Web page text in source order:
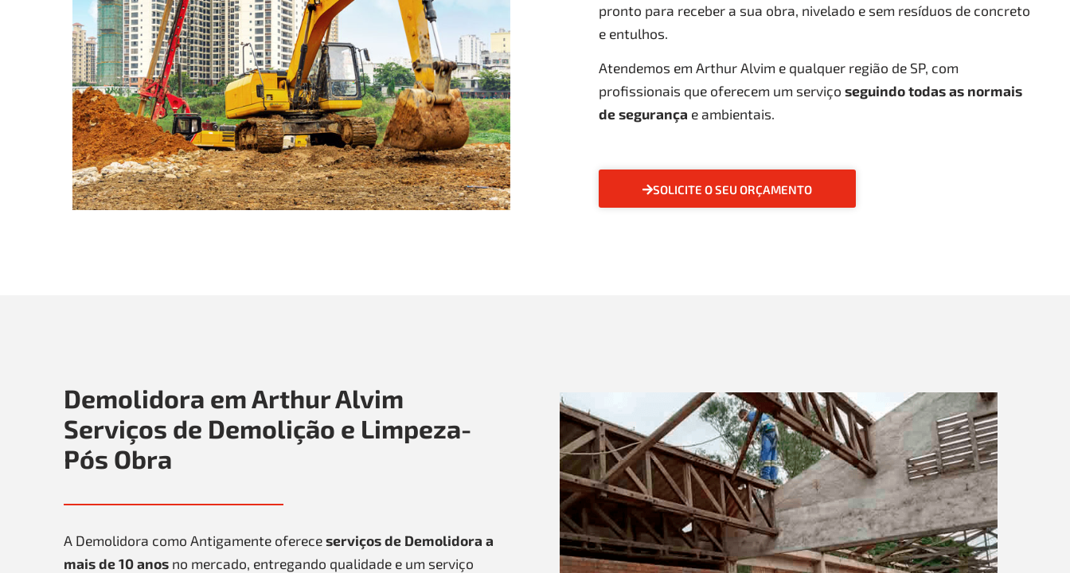
pronto para receber a sua obra, nivelado e sem resíduos de concreto
e entulhos.
Atendemos em Arthur Alvim e qualquer região de SP, com
profissionais que oferecem um serviço seguindo todas as normais
de segurança e ambientais.
SOLICITE O SEU ORÇAMENTO
Demolidora em Arthur Alvim
Serviços de Demolição e Limpeza-
Pós Obra
A Demolidora como Antigamente ofereceserviços de Demolidora a
mais de 10 anos no mercado, entregando qualidade e um serviço